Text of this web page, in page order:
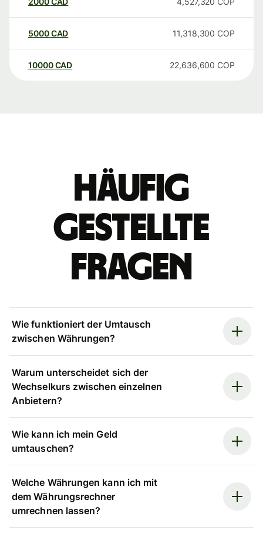
5000CAD 11,318,300 COP
10000 CAD 22,636,600 COP
Häufig
gestellte
Fragen
Wie funktioniert der Umtausch
zwischen Währungen?
Warum unterscheidet sich der
Wechselkurs zwischen einzelnen
Anbietern?
Wie kann ich mein Geld
umtauschen?
Welche Währungen kann ich mit
dem Währungsrechner
umrechnen lassen?